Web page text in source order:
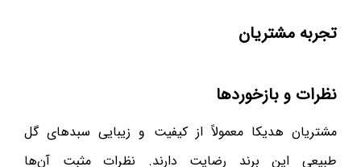
تجربه مشتریان
نظرات و بازخوردها
مشتریان هدیکا معمولاً از کیفیت و زیبایی سبدهای گل
طبیعی این برند رضایت دارند. نظرات مثبت آن‌ها